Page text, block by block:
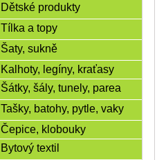
Dětské produkty
Tílka a topy
Šaty, sukně
Kalhoty, legíny, kraťasy
Šátky, šály, tunely, parea
Tašky, batohy, pytle, vaky
Čepice, klobouky
Bytový textil